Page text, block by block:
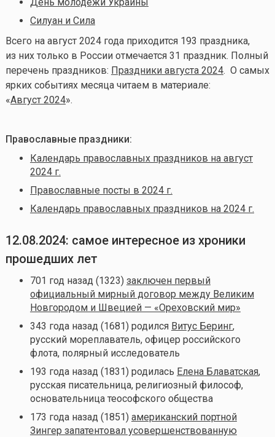
Силуан и Сила
Всего на август 2024 года приходится 193 праздника,
из них только в России отмечается 31 праздник. Полный
перечень праздников: Праздники августа 2024. О самых
ярких событиях месяца читаем в материале:
«Август 2024».
Православные праздники:
Календарь православных праздников на август
2024 г.
Православные посты в 2024 г.
Календарь православных праздников на 2024 г.
12.08.2024: самое интересное из хроники
прошедших лет
701 год назад (1323) заключен первый
официальный мирный договор между Великим
Новгородом и Швецией — «Ореховский мир»
343 года назад (1681) родился Витус Беринг,
русский мореплаватель, офицер российского
флота, полярный исследователь
193 года назад (1831) родилась Елена Блаватская,
русская писательница, религиозный философ,
основательница теософского общества
173 года назад (1851) американский портной
Зингер запатентовал усовершенствованную